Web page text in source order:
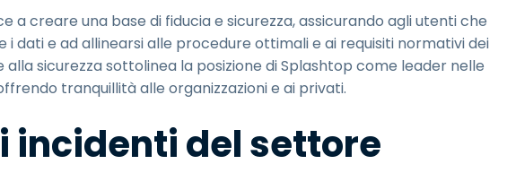
a creare una base di fiducia e sicurezza, assicurando agli utenti che
i dati e ad allinearsi alle procedure ottimali e ai requisiti normativi dei
sicurezza sottolinea la posizione di Splashtop come leader nelle
tranquillità alle organizzazioni e ai privati.
incidenti del settore